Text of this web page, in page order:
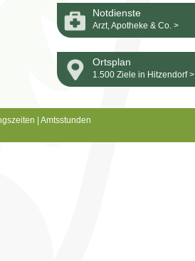
Notdienste
Arzt, Apotheke & Co. >
Ortsplan
1.500 Ziele in Hitzendorf >
Amtsstunden